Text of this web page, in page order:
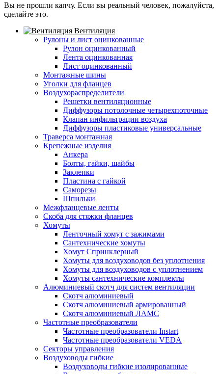
Вы не прошли капчу. Если вы реальный человек, пожалуйста,
сделайте это.
Вентиляция
Рулоны и лист оцинкованные
Рулон оцинкованный
Лента оцинкованная
Лист оцинкованный
Монтажные шины
Уголки для фланцев
Воздухораспределители
Решетки вентиляционные
Диффузоры потолочные четырехпоточные
Клапан инфильтрации воздуха
Диффузоры пластиковые универсальные
Траверса монтажная
Крепежные изделия
Анкера
Болты, гайки, шайбы
Заклепки
Пластина с гайкой
Саморезы
Шпильки
Межфланцевые ленты
Скоба для стяжки фланцев
Хомуты
Ленточный хомут с зажимами
Сантехнические хомуты
Хомут Спринклерный
Хомуты для воздуховодов без уплотнения
Хомуты для воздуховодов с уплотнением
Хомуты сантехнические комплекты
Алюминиевый скотч для систем вентиляции
Скотч алюминиевый
Скотч алюминиевый армированный
Скотч алюминиевый ЛАМС
Частотные преобразователи
Частотные преобразователи Instart
Частотные преобразователи VEDA
Секторы управления
Воздуховоды гибкие
Воздуховоды гибкие изолированные